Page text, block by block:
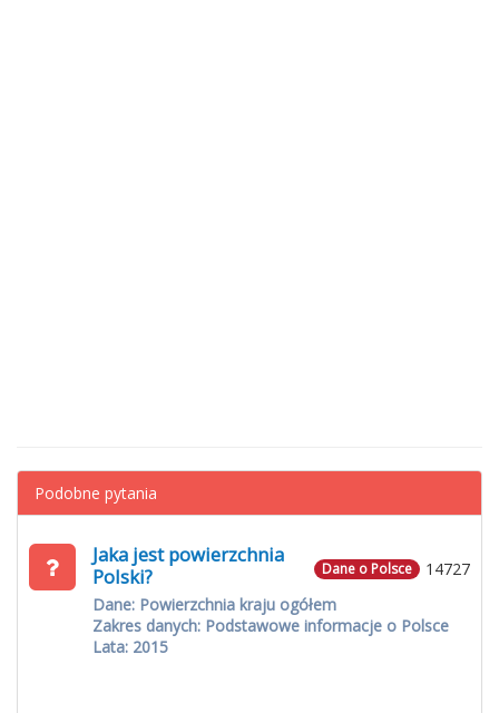
Podobne pytania
14727
Dane o Polsce
Jaka jest powierzchnia
Polski?
Dane: Powierzchnia kraju ogółem
Zakres danych: Podstawowe informacje o Polsce
Lata: 2015